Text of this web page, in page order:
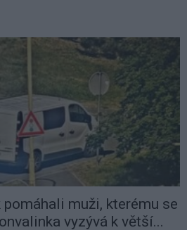
muži, kterému se
vyzývá k větší...